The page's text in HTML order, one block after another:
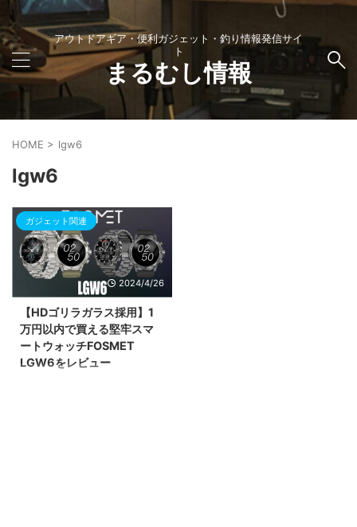
アウトドアギア・便利ガジェット・釣り情報発信サイ
ト
まるむし情報
HOME > lgw6
lgw6
ガジェット関連
2024/4/26
【HDゴリラガラス採用】1
万円以内で買える堅牢スマ
ートウォッチFOSMET
LGW6をレビュー